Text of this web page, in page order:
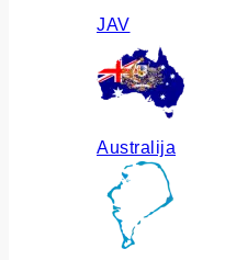
JAV
Australija